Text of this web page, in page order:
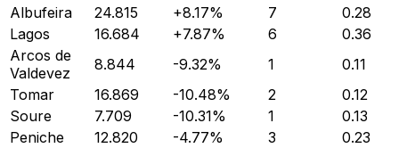
Albufeira 24.815 +8.17% 7
0.28
Lagos
16.684 +7.87% 6
0.36
Arcos de
Valdevez
8.844 -9.32% 1
0.11
Tomar
16.869 -10.48% 2
0.12
Soure
7.709 -10.31% 1
0.13
Peniche
12.820 -4.77% 3
0.23